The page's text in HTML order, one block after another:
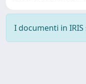
I documenti in